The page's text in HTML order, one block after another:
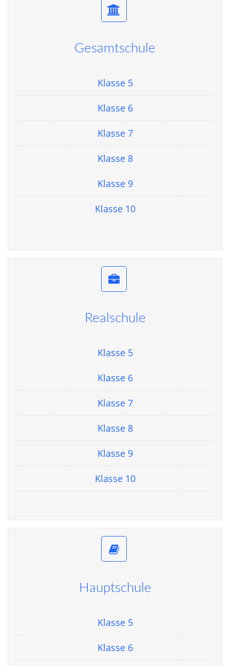
Gesamtschule
Klasse 5
Klasse 6
Klasse 7
Klasse 8
Klasse 9
Klasse 10
Realschule
Klasse 5
Klasse 6
Klasse 7
Klasse 8
Klasse 9
Klasse 10
Hauptschule
Klasse 5
Klasse 6